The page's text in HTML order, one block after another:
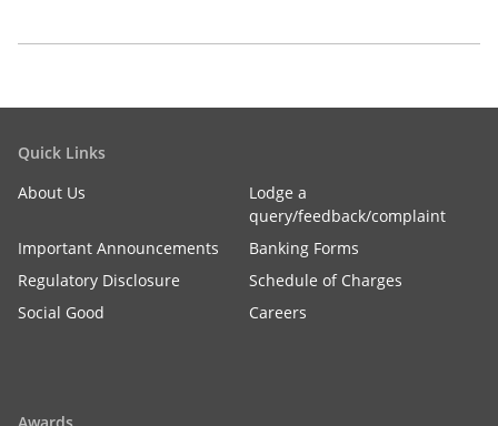
Quick Links
About Us
Lodge a
query/feedback/complaint
Important Announcements
Banking Forms
Regulatory Disclosure
Schedule of Charges
Social Good
Careers